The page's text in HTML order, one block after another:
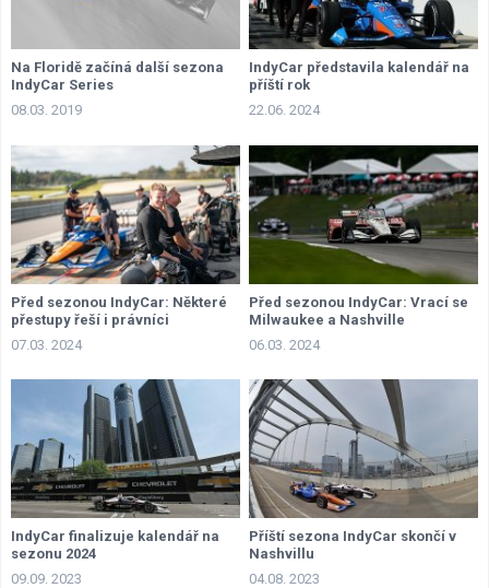
Na Floridě začíná další sezona
IndyCar Series
08.03. 2019
IndyCar představila kalendář na
příští rok
22.06. 2024
Před sezonou IndyCar: Některé
přestupy řeší i právníci
07.03. 2024
Před sezonou IndyCar: Vrací se
Milwaukee a Nashville
06.03. 2024
IndyCar finalizuje kalendář na
sezonu 2024
09.09. 2023
Příští sezona IndyCar skončí v
Nashvillu
04.08. 2023